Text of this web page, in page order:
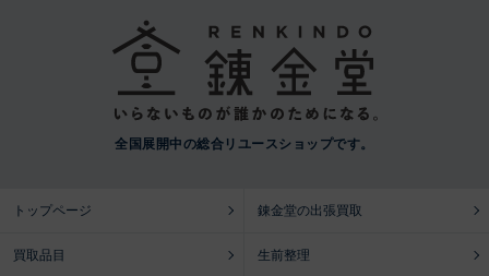
全国展開中の総合リユースショップです。
トップページ 錬金堂の出張買取
買取品目 生前整理